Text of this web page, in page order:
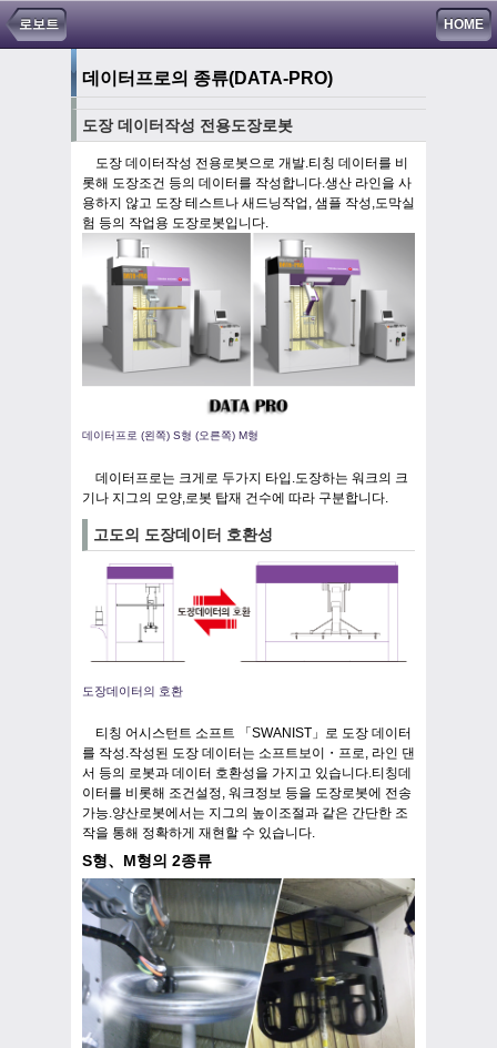
HOME
로보트
데이터프로의 종류(DATA-PRO)
도장 데이터작성 전용도장로봇
도장 데이터작성 전용로봇으로 개발.티칭 데이터를 비
롯해 도장조건 등의 데이터를 작성합니다.생산 라인을 사
용하지 않고 도장 테스트나 새드닝작업, 샘플 작성,도막실
험 등의 작업용 도장로봇입니다.
데이터프로 (왼쪽) S형 (오른쪽) M형
데이터프로는 크게로 두가지 타입.도장하는 워크의 크
기나 지그의 모양,로봇 탑재 건수에 따라 구분합니다.
고도의 도장데이터 호환성
도장데이터의 호환
티칭 어시스턴트 소프트 「SWANIST」로 도장 데이터
를 작성.작성된 도장 데이터는 소프트보이・프로, 라인 댄
서 등의 로봇과 데이터 호환성을 가지고 있습니다.티칭데
이터를 비롯해 조건설정, 워크정보 등을 도장로봇에 전송
가능.양산로봇에서는 지그의 높이조절과 같은 간단한 조
작을 통해 정확하게 재현할 수 있습니다.
S형、M형의 2종류